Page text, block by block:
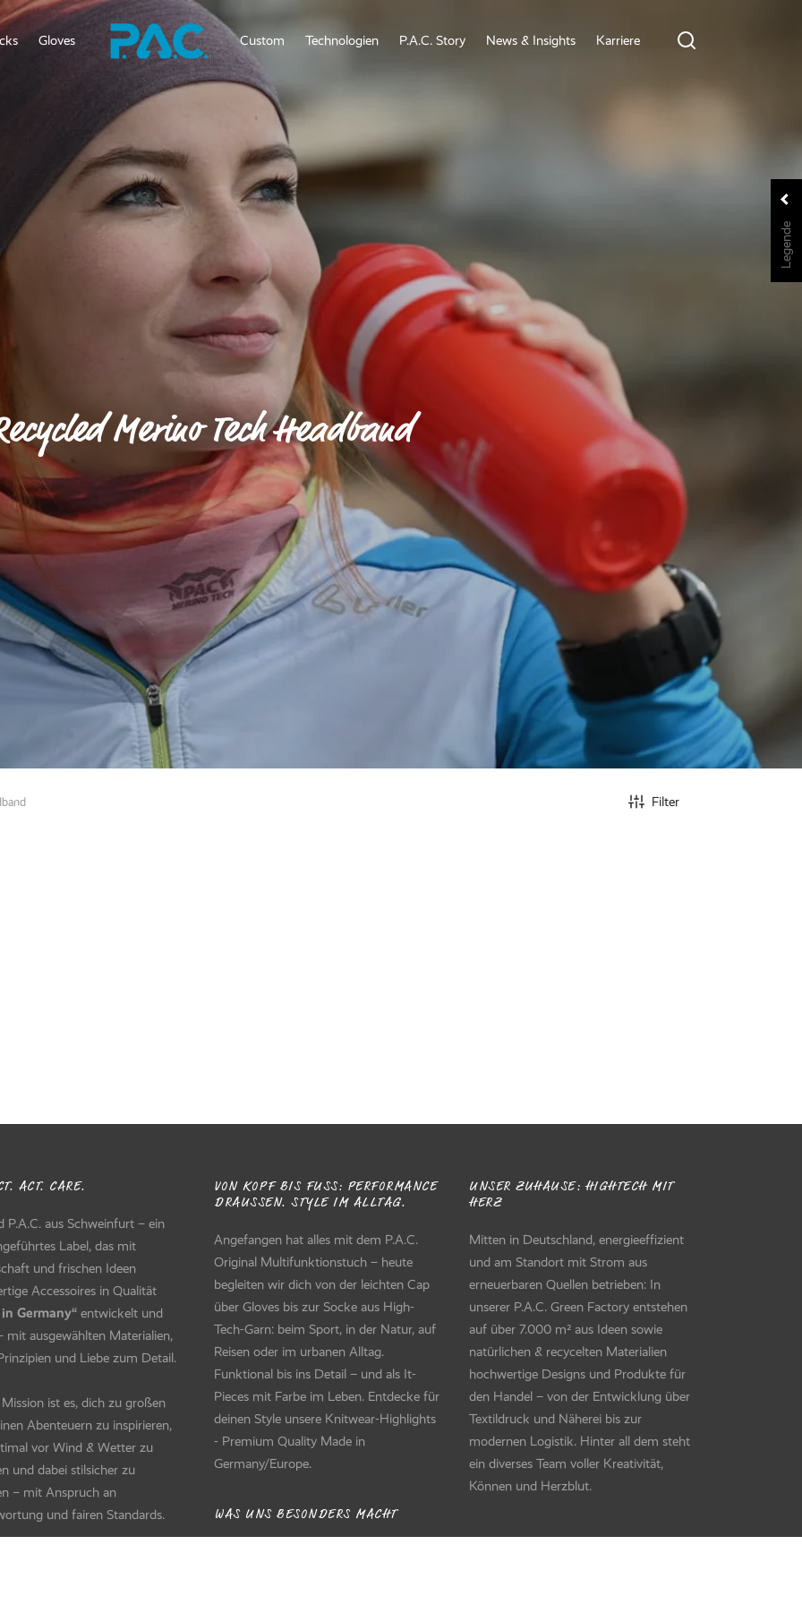
Gloves Custom Technologien P.A.C. Story News & Insights Karriere
Merino Tech Headband
Legende
Filter
ACT. CARE.
P.A.C. aus Schweinfurt – ein
Label, das mit
und frischen Ideen
Accessoires in Qualität
Germany“ entwickelt und
mit ausgewählten Materialien,
und Liebe zum Detail.
ist es, dich zu großen
Abenteuern zu inspirieren,
vor Wind & Wetter zu
und dabei stilsicher zu
– mit Anspruch an
und fairen Standards.
VON KOPF BIS FUSS: PERFORMANCE D
RAUSSEN. STYLE IM ALLTAG.
Angefangen hat alles mit dem P.A.C.
Original Multifunktionstuch – heute
begleiten wir dich von der leichten Cap
über Gloves bis zur Socke aus High-
Tech-Garn: beim Sport, in der Natur, auf
Reisen oder im urbanen Alltag.
Funktional bis ins Detail – und als It-
Pieces mit Farbe im Leben. Entdecke für
deinen Style unsere Knitwear-Highlights
- Premium Quality Made in
Germany/Europe.
WAS UNS BESONDERS MACHT
UNSER ZUHAUSE: HIGHTECH MIT
HERZ
Mitten in Deutschland, energieeffizient
und am Standort mit Strom aus
erneuerbaren Quellen betrieben: In
unserer P.A.C. Green Factory entstehen
auf über 7.000 m² aus Ideen sowie
natürlichen & recycelten Materialien
hochwertige Designs und Produkte für
den Handel – von der Entwicklung über
Textildruck und Näherei bis zur
modernen Logistik. Hinter all dem steht
ein diverses Team voller Kreativität,
Können und Herzblut.